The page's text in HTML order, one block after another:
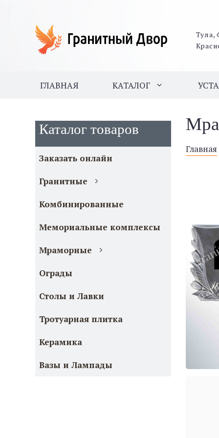
Тула,
ГЛАВНАЯ КАТАЛОГ
Каталог товаров
Заказать онлайн
Гранитные
Комбинированные
Мемориальные комплексы
Мраморные
Ограды
Столы и Лавки
Тротуарная плитка
Керамика
Вазы и Лампады
Главная